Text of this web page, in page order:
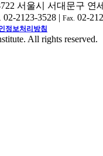
서울시 서대문구 연
02-2123-3528 | Fax. 02-
정보처리방침
All rights reserved.